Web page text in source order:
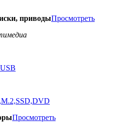
приводыПросмотреть
Просмотреть